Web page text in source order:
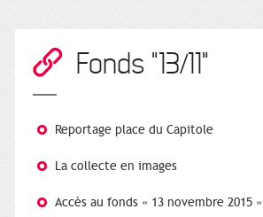
Fonds "13/11"
Reportage place du Capitole
La collecte en images
Accès au fonds « 13 novembre 2015 »